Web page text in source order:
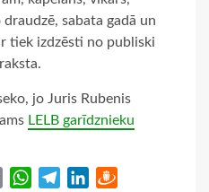
sabata gadā un
tiek izdzēsti no publiski
jo Juris Rubenis
LELB garīdznieku
Copy
WhatsApp
TelegramLinkedIn